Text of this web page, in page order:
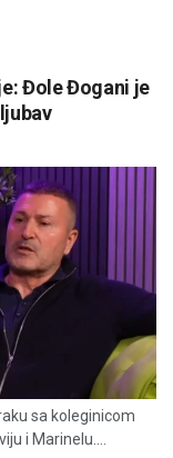
Đole Đogani je
sa koleginicom
i Marinelu....